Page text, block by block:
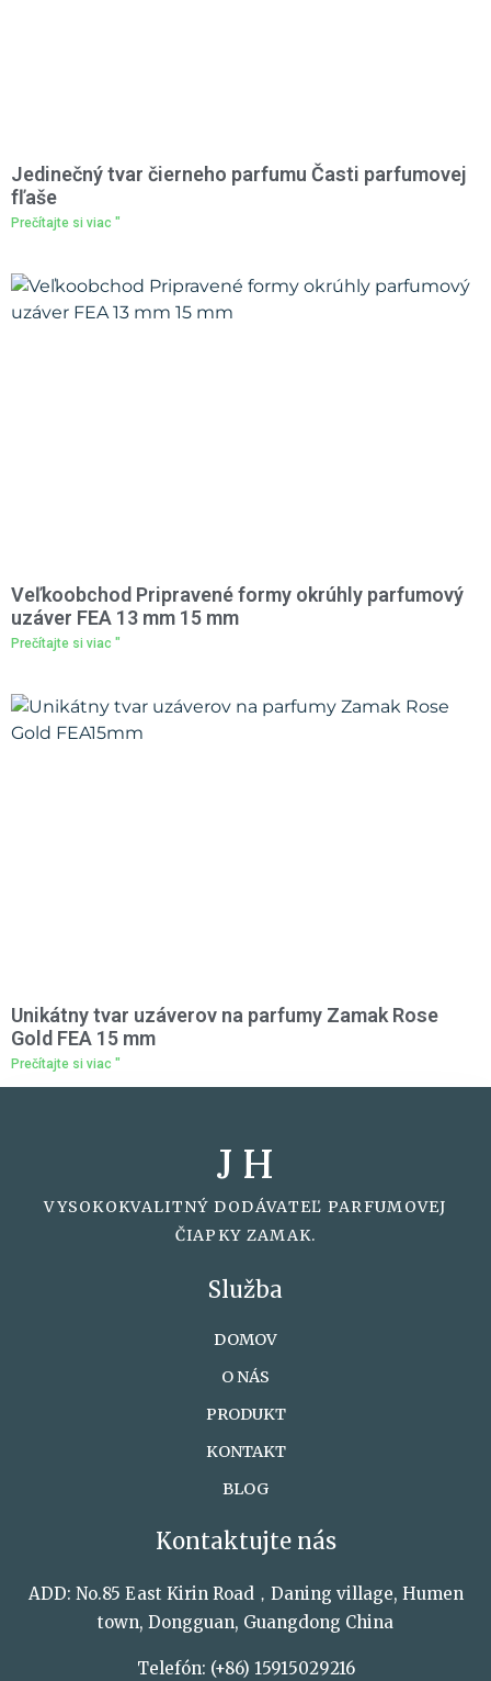
Jedinečný tvar čierneho parfumu Časti parfumovej
fľaše
Prečítajte si viac "
Veľkoobchod Pripravené formy okrúhly parfumový
uzáver FEA 13 mm 15 mm
Prečítajte si viac "
Unikátny tvar uzáverov na parfumy Zamak Rose
Gold FEA 15 mm
Prečítajte si viac "
J H
VYSOKOKVALITNÝ DODÁVATEĽ PARFUMOVEJ
ČIAPKY ZAMAK.
Služba
DOMOV
O NÁS
PRODUKT
KONTAKT
BLOG
Kontaktujte nás
ADD: No.85 East Kirin Road，Daning village, Humen
town, Dongguan, Guangdong China
Telefón: (+86) 15915029216